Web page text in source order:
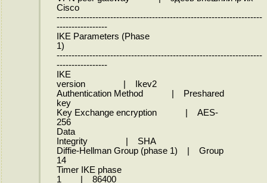
Cisco
---------------------------------------------------------------------
-----------------
IKE Parameters (Phase
1)
---------------------------------------------------------------------
-----------------
IKE
version | Ikev2
Authentication Method | Preshared
key
Key Exchange encryption | AES-
256
Data
Integrity | SHA
Diffie-Hellman Group (phase 1) | Group
14
Timer IKE phase
1 | 86400